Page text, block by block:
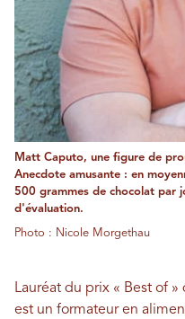
Matt Caputo, une figure de
Anecdote amusante : en
500 grammes de chocolat par
d'évaluation.
Photo : Nicole Morgethau
Lauréat du prix « Best of
est un formateur en